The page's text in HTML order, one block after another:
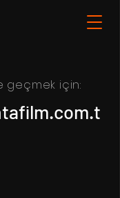
geçmek için: